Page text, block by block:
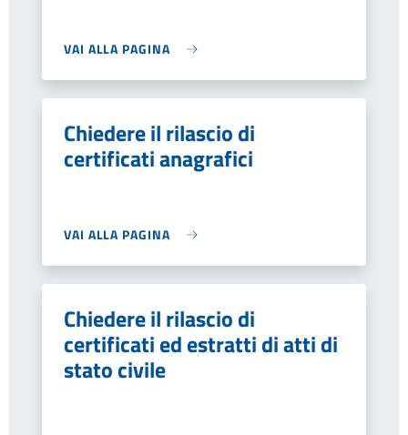
VAI ALLA PAGINA
Chiedere il rilascio di
certificati anagrafici
VAI ALLA PAGINA
Chiedere il rilascio di
certificati ed estratti di atti di
stato civile